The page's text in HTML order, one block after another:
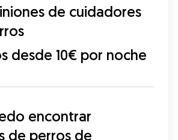
de cuidadores
desde 10€ por noche
encontrar
de perros de